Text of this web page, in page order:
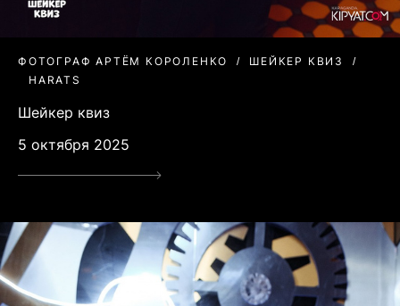
ФОТОГРАФ АРТЁМ КОРОЛЕНКО
ШЕЙКЕР КВИЗ
HARATS
Шейкер квиз
5 октября 2025